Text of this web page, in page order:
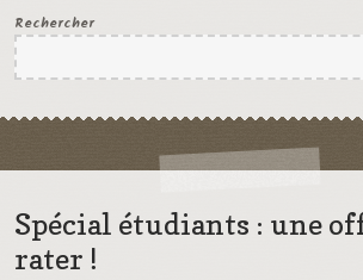
Rechercher
Spécial étudiants : une
rater !